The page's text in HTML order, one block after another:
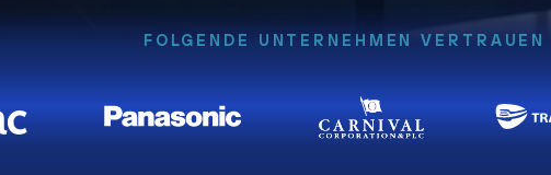
FOLGENDE UNTERNEHMEN VERTRAUEN